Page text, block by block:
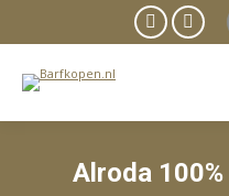
Facebook
in
window
in
Alroda